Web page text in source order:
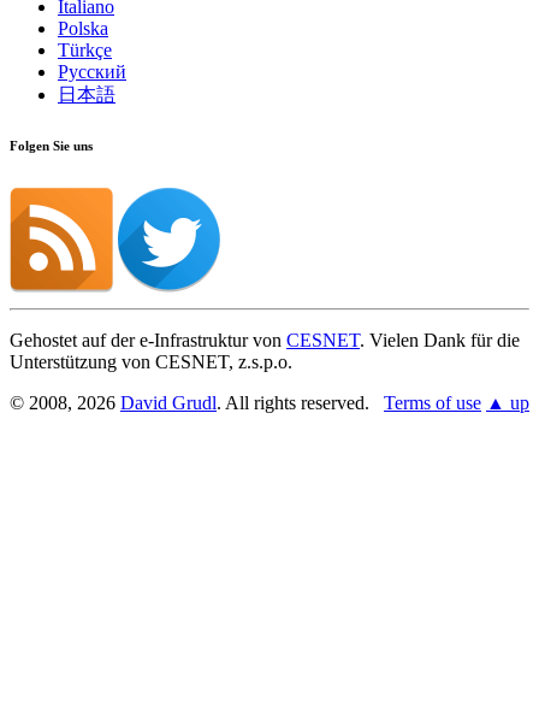
Italiano
Polska
Türkçe
Русский
日本語
Folgen Sie uns
Gehostet auf der e-Infrastruktur von CESNET. Vielen Dank für die
Unterstützung von CESNET, z.s.p.o.
© 2008, 2026 David Grudl. All rights reserved. Terms of use ▲ up